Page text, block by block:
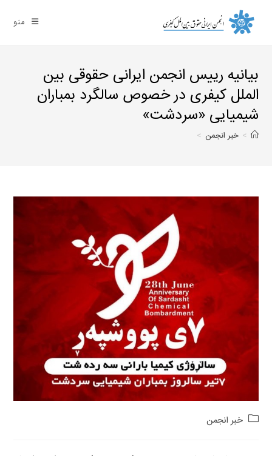
content
منو
بیانیه رییس انجمن ایرانی حقوقی بین
الملل کیفری در خصوص سالگرد بمباران
شیمیایی «سردشت»
> خبر انجمن >
Postخبر انجمن